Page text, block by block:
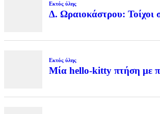
Εκτός ύλης
Δ. Ωραιοκάστρου: Τοίχοι
Εκτός ύλης
Μία hello-kitty πτήση με